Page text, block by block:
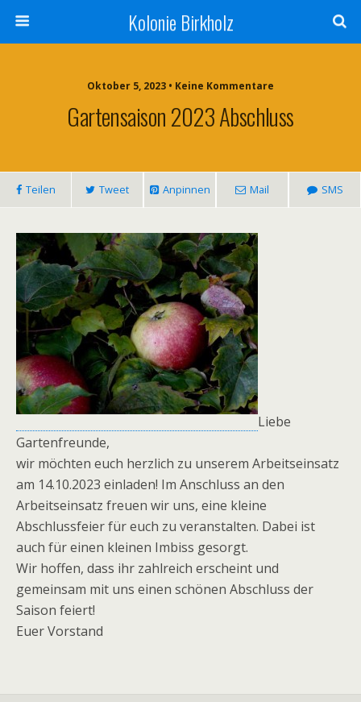
Kolonie Birkholz
Oktober 5, 2023 • Keine Kommentare
Gartensaison 2023 Abschluss
Teilen Tweet Anpinnen Mail SMS
Liebe
Gartenfreunde,
wir möchten euch herzlich zu unserem Arbeitseinsatz
am 14.10.2023 einladen! Im Anschluss an den
Arbeitseinsatz freuen wir uns, eine kleine
Abschlussfeier für euch zu veranstalten. Dabei ist
auch für einen kleinen Imbiss gesorgt.
Wir hoffen, dass ihr zahlreich erscheint und
gemeinsam mit uns einen schönen Abschluss der
Saison feiert!
Euer Vorstand